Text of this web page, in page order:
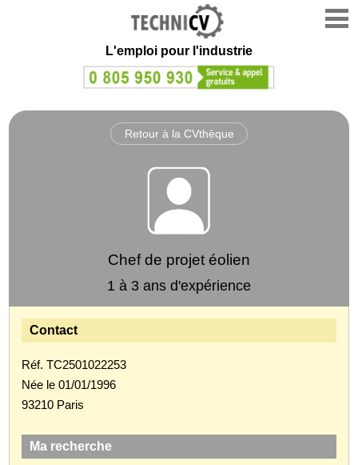
L'emploi pour l'industrie
Retour à la CVthèque
Chef de projet éolien
1 à 3 ans d'expérience
Contact
Réf. TC2501022253
Née le 01/01/1996
93210 Paris
Ma recherche